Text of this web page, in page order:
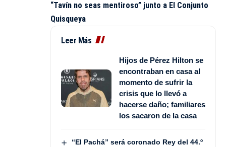
“Tavín no seas mentiroso” junto a El Conjunto
Quisqueya
Leer Más
Hijos de Pérez Hilton se
encontraban en casa al
momento de sufrir la
crisis que lo llevó a
hacerse daño; familiares
los sacaron de la casa
“El Pachá” será coronado Rey del 44.º